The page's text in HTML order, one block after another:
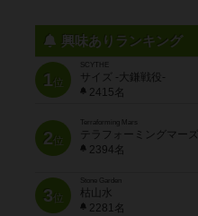
興味ありランキング
1位
SCYTHE
サイズ -大鎌戦役-
2415名
2位
Terraforming Mars
テラフォーミングマーズ
2394名
3位
Stone Garden
枯山水
2281名